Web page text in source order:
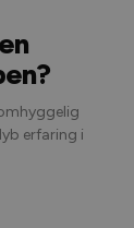
erfaring i